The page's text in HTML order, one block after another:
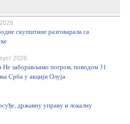
скупштине разговарала са
2026.
заборављамо погром, поводом 31
Срба у акцији Олуја
државну управу и локалну